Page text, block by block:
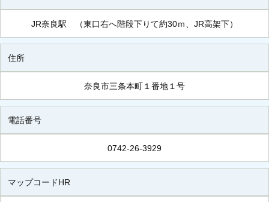
JR奈良駅 （東口右へ階段下りて約30ｍ、JR高架下）
住所
奈良市三条本町１番地１号
電話番号
0742-26-3929
マップコードHR